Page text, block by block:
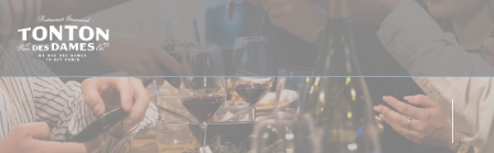
Панель управления cookies